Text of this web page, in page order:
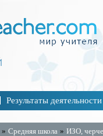
Результаты деятельности
» Средняя школа » ИЗО,